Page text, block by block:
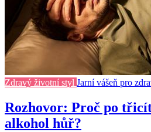
Zdravý životní styl Jarní vášeň pro
Rozhovor: Proč po
alkohol hůř?